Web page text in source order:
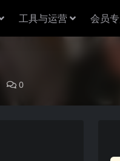
工具与运营 会员
0